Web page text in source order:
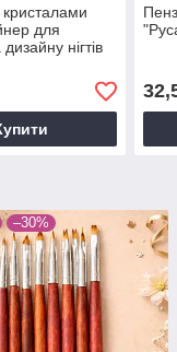
кристалами
для
нігтів
–30%